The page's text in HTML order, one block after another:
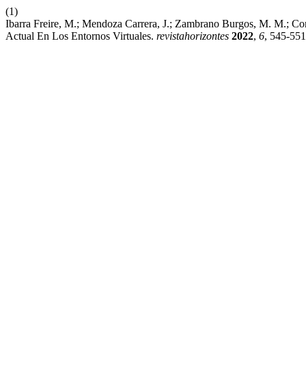
(1)
Ibarra Freire, M.; Mendoza Carrera, J.; Zambrano Burgos, M. M.;
Actual En Los Entornos Virtuales. revistahorizontes 2022, 6, 545-